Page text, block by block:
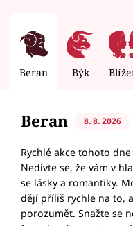
Beran Býk
Beran 8. 8. 2026
Rychlé akce tohoto
Nedivte se, že vám v
se lásky a romantiky.
dějí příliš rychle na to,
porozumět. Snažte se